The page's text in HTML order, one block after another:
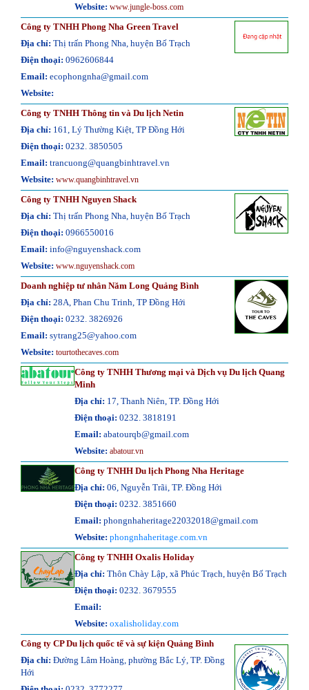
Website: www.jungle-boss.com
Công ty TNHH Phong Nha Green Travel
Địa chỉ: Thị trấn Phong Nha, huyện Bố Trạch
Điện thoại: 0962606844
Email: ecophongnha@gmail.com
Website:
Công ty TNHH Thông tin và Du lịch Netin
Địa chỉ: 161, Lý Thường Kiệt, TP Đồng Hới
Điện thoại: 0232. 3850505
Email: trancuong@quangbinhtravel.vn
Website: www.quangbinhtravel.vn
Công ty TNHH Nguyen Shack
Địa chỉ: Thị trấn Phong Nha, huyện Bố Trạch
Điện thoại: 0966550016
Email: info@nguyenshack.com
Website: www.nguyenshack.com
Doanh nghiệp tư nhân Năm Long Quảng Bình
Địa chỉ: 28A, Phan Chu Trinh, TP Đồng Hới
Điện thoại: 0232. 3826926
Email: sytrang25@yahoo.com
Website: tourtothecaves.com
Công ty TNHH Thương mại và Dịch vụ Du lịch Quang
Minh
Địa chỉ: 17, Thanh Niên, TP. Đồng Hới
Điện thoại: 0232. 3818191
Email: abatourqb@gmail.com
Website: abatour.vn
Công ty TNHH Du lịch Phong Nha Heritage
Địa chỉ: 06, Nguyễn Trãi, TP. Đồng Hới
Điện thoại: 0232. 3851660
Email: phongnhaheritage22032018@gmail.com
Website: phongnhaheritage.com.vn
Công ty TNHH Oxalis Holiday
Địa chỉ: Thôn Chày Lập, xã Phúc Trạch, huyện Bố Trạch
Điện thoại: 0232. 3679555
Email:
Website: oxalisholiday.com
Công ty CP Du lịch quốc tế và sự kiện Quảng Bình
Địa chỉ: Đường Lâm Hoàng, phường Bắc Lý, TP. Đồng
Hới